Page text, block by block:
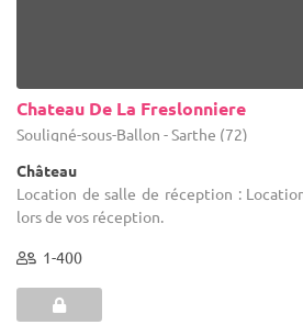
Chateau De La Freslonniere
Souligné-sous-Ballon - Sarthe (72)
Château
Location de salle de réception :
lors de vos réception.
1-400